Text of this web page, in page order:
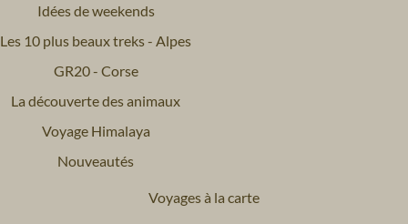
Idées de weekends
Les 10 plus beaux treks - Alpes
GR20 - Corse
La découverte des animaux
Voyage Himalaya
Nouveautés
Voyages à la carte